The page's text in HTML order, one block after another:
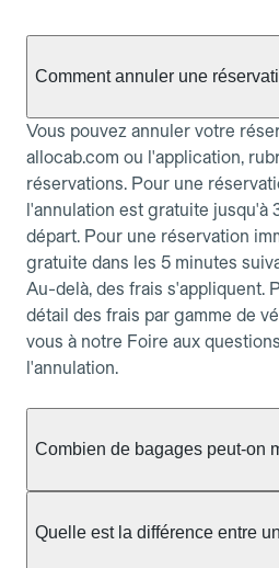
Comment annuler une
Vous pouvez annuler votre
allocab.com ou l'application,
réservations. Pour une
l'annulation est gratuite jusqu'à
départ. Pour une réservation
gratuite dans les 5 minutes
Au-delà, des frais s'appliquent.
détail des frais par gamme de
vous à notre Foire aux
l'annulation.
Combien de bagages peut-on
taxi berline accueille en général
Quelle est la différence entre